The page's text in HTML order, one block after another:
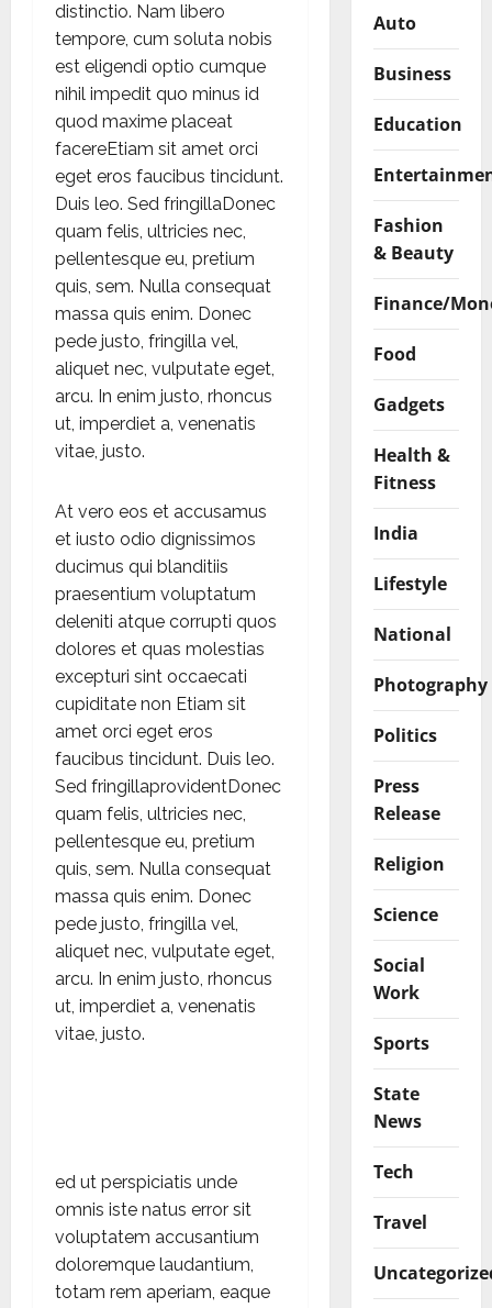
distinctio. Nam libero
tempore, cum soluta nobis
est eligendi optio cumque
nihil impedit quo minus id
quod maxime placeat
facereEtiam sit amet orci
eget eros faucibus tincidunt.
Duis leo. Sed fringillaDonec
quam felis, ultricies nec,
pellentesque eu, pretium
quis, sem. Nulla consequat
massa quis enim. Donec
pede justo, fringilla vel,
aliquet nec, vulputate eget,
arcu. In enim justo, rhoncus
ut, imperdiet a, venenatis
vitae, justo.
At vero eos et accusamus
et iusto odio dignissimos
ducimus qui blanditiis
praesentium voluptatum
deleniti atque corrupti quos
dolores et quas molestias
excepturi sint occaecati
cupiditate non Etiam sit
amet orci eget eros
faucibus tincidunt. Duis leo.
Sed fringillaprovidentDonec
quam felis, ultricies nec,
pellentesque eu, pretium
quis, sem. Nulla consequat
massa quis enim. Donec
pede justo, fringilla vel,
aliquet nec, vulputate eget,
arcu. In enim justo, rhoncus
ut, imperdiet a, venenatis
vitae, justo.
ed ut perspiciatis unde
omnis iste natus error sit
voluptatem accusantium
doloremque laudantium,
totam rem aperiam, eaque
Auto
Business
Education
Fashion
& Beauty
Finance/
Food
Gadgets
Health &
Fitness
India
Lifestyle
National
Photography
Politics
Press
Release
Religion
Science
Social
Work
Sports
State
News
Tech
Travel